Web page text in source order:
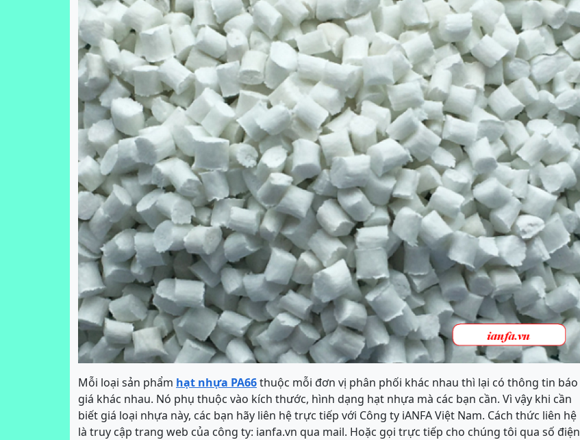
Mỗi loại sản phẩm hạt nhựa PA66thuộc mỗi đơn vị phân phối khác nhau thì lại có thông tin báo
giá khác nhau. Nó phụ thuộc vào kích thước, hình dạng hạt nhựa mà các bạn cần. Vì vậy khi cần
biết giá loại nhựa này, các bạn hãy liên hệ trực tiếp với Công ty iANFA Việt Nam. Cách thức liên hệ
là truy cập trang web của công ty: ianfa.vn qua mail. Hoặc gọi trực tiếp cho chúng tôi qua số điện